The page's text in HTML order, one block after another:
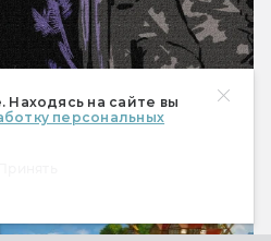
на сайте вы
персональных
«Дом, в котором...» —
фрагмент